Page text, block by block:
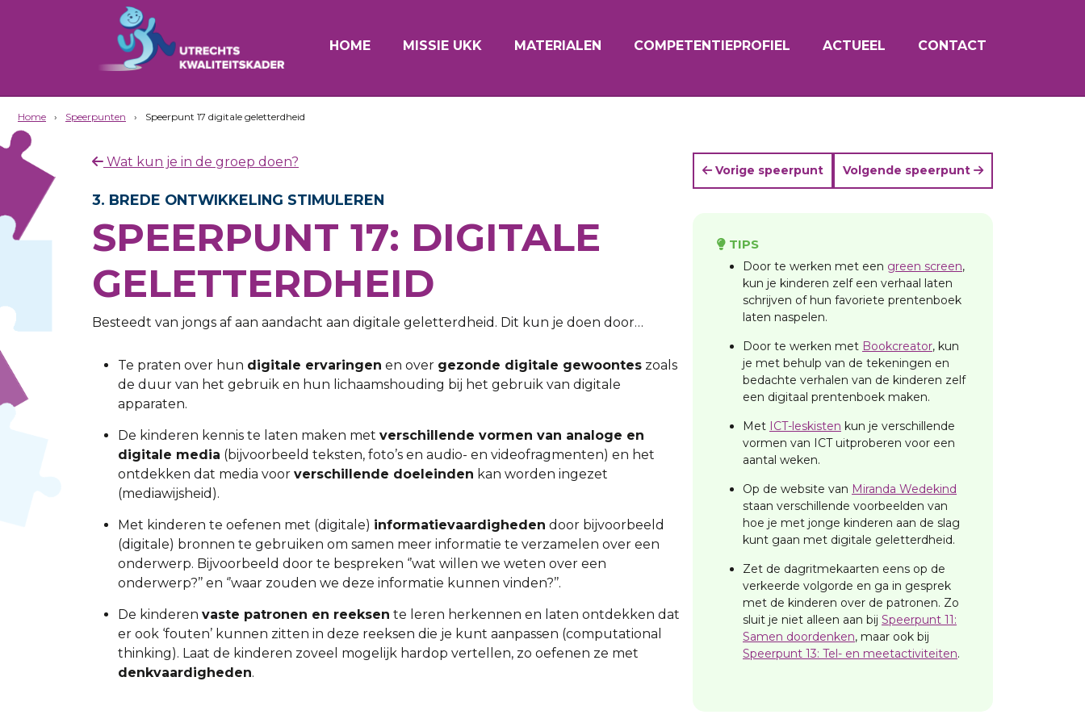
HOME MISSIE UKK MATERIALEN COMPETENTIEPROFIEL ACTUEEL CONTACT
Home › Speerpunten › Speerpunt 17 digitale geletterdheid
Wat kun je in de groep doen?
3. BREDE ONTWIKKELING STIMULEREN
SPEERPUNT 17: DIGITALE
GELETTERDHEID
Besteedt van jongs af aan aandacht aan digitale geletterdheid. Dit kun je doen door…
Te praten over hun digitale ervaringen en over gezonde digitale gewoontes zoals
de duur van het gebruik en hun lichaamshouding bij het gebruik van digitale
apparaten.
De kinderen kennis te laten maken met verschillende vormen van analoge en
digitale media (bijvoorbeeld teksten, foto’s en audio- en videofragmenten) en het
ontdekken dat media voor verschillende doeleinden kan worden ingezet
(mediawijsheid).
Met kinderen te oefenen met (digitale) informatievaardigheden door bijvoorbeeld
(digitale) bronnen te gebruiken om samen meer informatie te verzamelen over een
onderwerp. Bijvoorbeeld door te bespreken ‘’wat willen we weten over een
onderwerp?’’ en ‘’waar zouden we deze informatie kunnen vinden?’’.
De kinderen vaste patronen en reeksen te leren herkennen en laten ontdekken dat
er ook ‘fouten’ kunnen zitten in deze reeksen die je kunt aanpassen (computational
thinking). Laat de kinderen zoveel mogelijk hardop vertellen, zo oefenen ze met
denkvaardigheden.
Vorige speerpunt Volgende speerpunt
TIPS
Door te werken met een green screen,
kun je kinderen zelf een verhaal laten
schrijven of hun favoriete prentenboek
laten naspelen.
Door te werken met Bookcreator, kun
je met behulp van de tekeningen en
bedachte verhalen van de kinderen zelf
een digitaal prentenboek maken.
Met ICT-leskisten kun je verschillende
vormen van ICT uitproberen voor een
aantal weken.
Op de website van Miranda Wedekind
staan verschillende voorbeelden van
hoe je met jonge kinderen aan de slag
kunt gaan met digitale geletterdheid.
Zet de dagritmekaarten eens op de
verkeerde volgorde en ga in gesprek
met de kinderen over de patronen. Zo
sluit je niet alleen aan bij Speerpunt 11:
Samen doordenken, maar ook bij
Speerpunt 13: Tel- en meetactiviteiten.